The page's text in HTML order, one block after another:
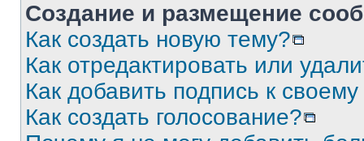
Создание и размещение
Как создать новую тему?
Как отредактировать или
Как добавить подпись к
Как создать голосование?